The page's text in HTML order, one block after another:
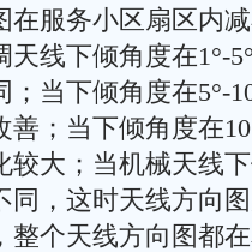
在服务小区扇区内
线下倾角度在1°-
当下倾角度在5°-
；当下倾角度在
较大；当机械天线
同，这时天线方向
整个天线方向图都